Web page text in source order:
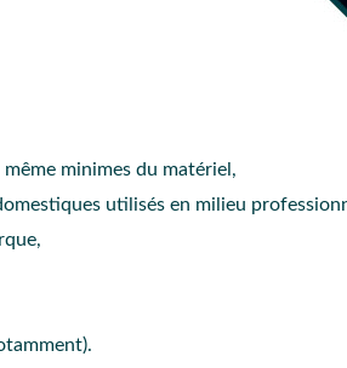
minimes du matériel,
utilisés en milieu